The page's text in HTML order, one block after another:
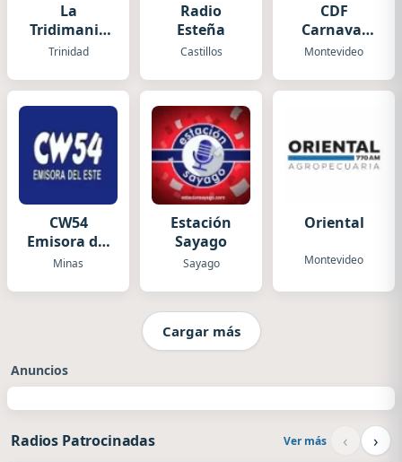
La
Tridimania
Internacional
Trinidad
Radio
Esteña
Castillos
CDF
Carnaval
del Futuro
Montevideo
CW54
Emisora del
Este
Minas
Estación
Sayago
Sayago
Oriental
Montevideo
Cargar más
Anuncios
Radios Patrocinadas Ver más ‹ ›